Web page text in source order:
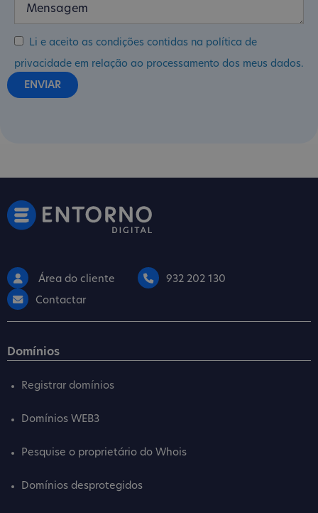
Li e aceito as condições contidas na política de
privacidade em relação ao processamento dos meus dados.
Área do cliente
932 202 130
Contactar
Domínios
Registrar domínios
Domínios WEB3
Pesquise o proprietário do Whois
Domínios desprotegidos